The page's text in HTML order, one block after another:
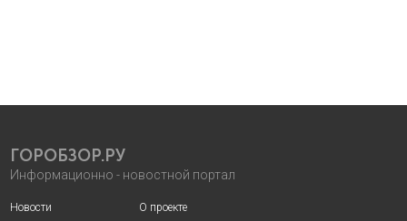
ГОРОБЗОР.РУ
Информационно - новостной портал
Новости
О проекте